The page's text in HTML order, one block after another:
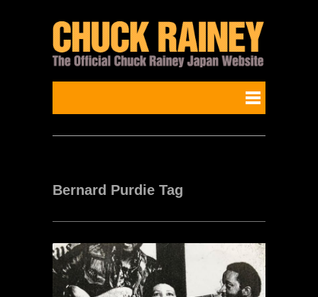
Bernard Purdie Tag